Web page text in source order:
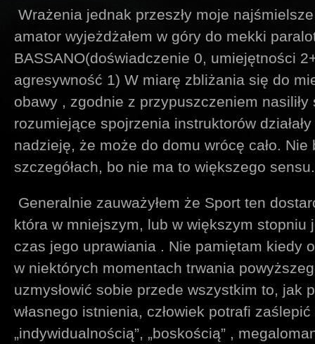
Wrażenia jednak przeszły moje
amator wyjeżdżałem w góry do mekki
BASSANO(doświadczenie 0, umiejętności
agresywność 1) W miarę zbliżania się do
obawy , zgodnie z przypuszczeniem nasiliły
rozumiejące spojrzenia instruktorów
nadzieję, że może do domu wrócę cało. Nie
szczegółach, bo nie ma to większego sensu.
Generalnie zauważyłem że Sport ten
która w mniejszym, lub w większym stopniu
czas jego uprawiania . Nie pamiętam kiedy
w niektórych momentach trwania
uzmysłowić sobie przede wszystkim to, jak
własnego istnienia, człowiek potrafi
„indywidualnością”, „boskością” ,